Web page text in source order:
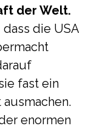
der Welt.
die USA
fast ein
enormen